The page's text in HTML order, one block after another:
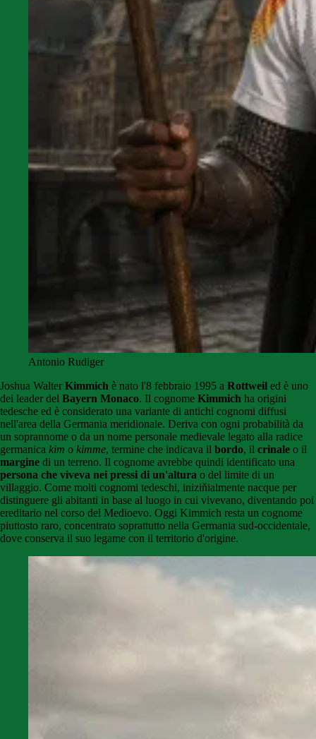
Antonio Rudiger
Joshua Walter Kimmich è nato l'8 febbraio 1995 a Rottweil ed è uno
dei leader del Bayern Monaco. Il cognome Kimmich ha origini
tedesche ed è considerato una variante di antichi cognomi diffusi
nell'area della Germania meridionale. Deriva con ogni probabilità da
un soprannome o da un nome personale medievale legato alla radice
germanica kim o kimme, termine che indicava il bordo, il crinale o il
margine di un terreno. Il cognome avrebbe quindi identificato una
persona che viveva nei pressi di un'altura o del limite di un
villaggio. Come molti cognomi tedeschi, iniziňialmente nacque per
distinguere gli abitanti in base al luogo in cui vivevano, diventando poi
ereditario nel corso del Medioevo. Oggi Kimmich resta un cognome
piuttosto raro, concentrato soprattutto nella Germania sud-occidentale,
dove conserva il suo legame con il territorio d'origine.